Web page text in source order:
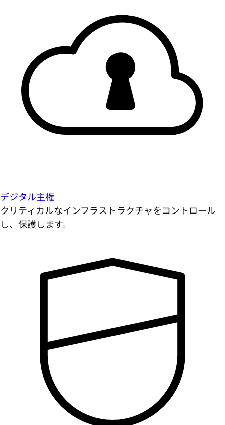
デジタル主権
クリティカルなインフラストラクチャをコントロール
し、保護します。